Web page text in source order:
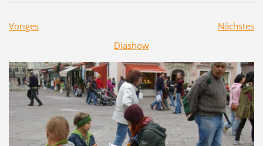
Voriges
Nächstes
Diashow